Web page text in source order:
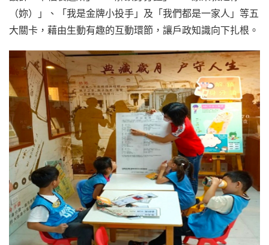
（妳）」、「我是金牌小投手」及「我們都是一家人」等五
大關卡，藉由生動有趣的互動環節，讓戶政知識向下扎根。